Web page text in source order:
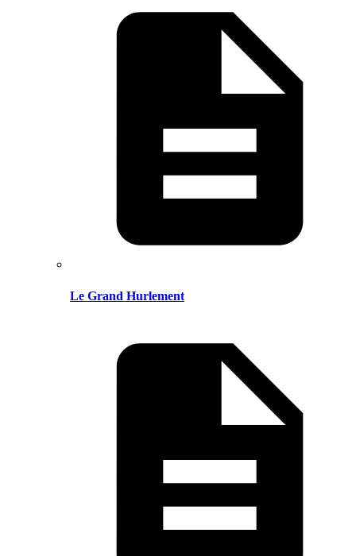
Le Grand Hurlement